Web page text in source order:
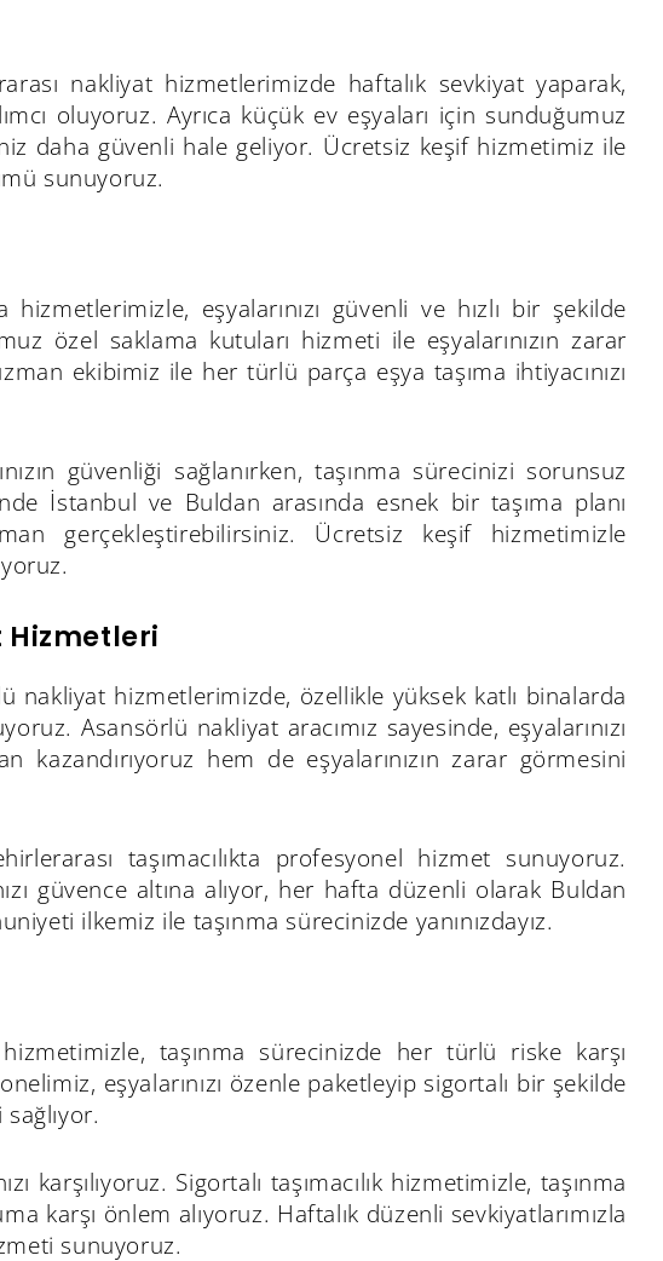
nakliyat hizmetlerimizde haftalık sevkiyat yaparak,
oluyoruz. Ayrıca küçük ev eşyaları için sunduğumuz
daha güvenli hale geliyor. Ücretsiz keşif hizmetimiz ile
sunuyoruz.
eşyalarınızı güvenli ve hızlı bir şekilde
özel saklama kutuları hizmeti ile eşyalarınızın zarar
ekibimiz ile her türlü parça eşya taşıma ihtiyacınızı
güvenliği sağlanırken, taşınma sürecinizi sorunsuz
İstanbul ve Buldan arasında esnek bir taşıma planı
gerçekleştirebilirsiniz. Ücretsiz keşif hizmetimizle
nakliyat hizmetlerimizde, özellikle yüksek katlı binalarda
Asansörlü nakliyat aracımız sayesinde, eşyalarınızı
kazandırıyoruz hem de eşyalarınızın zarar görmesini
taşımacılıkta profesyonel hizmet sunuyoruz.
güvence altına alıyor, her hafta düzenli olarak Buldan
ilkemiz ile taşınma sürecinizde yanınızdayız.
taşınma sürecinizde her türlü riske karşı
eşyalarınızı özenle paketleyip sigortalı bir şekilde
karşılıyoruz. Sigortalı taşımacılık hizmetimizle, taşınma
karşı önlem alıyoruz. Haftalık düzenli sevkiyatlarımızla
sunuyoruz.